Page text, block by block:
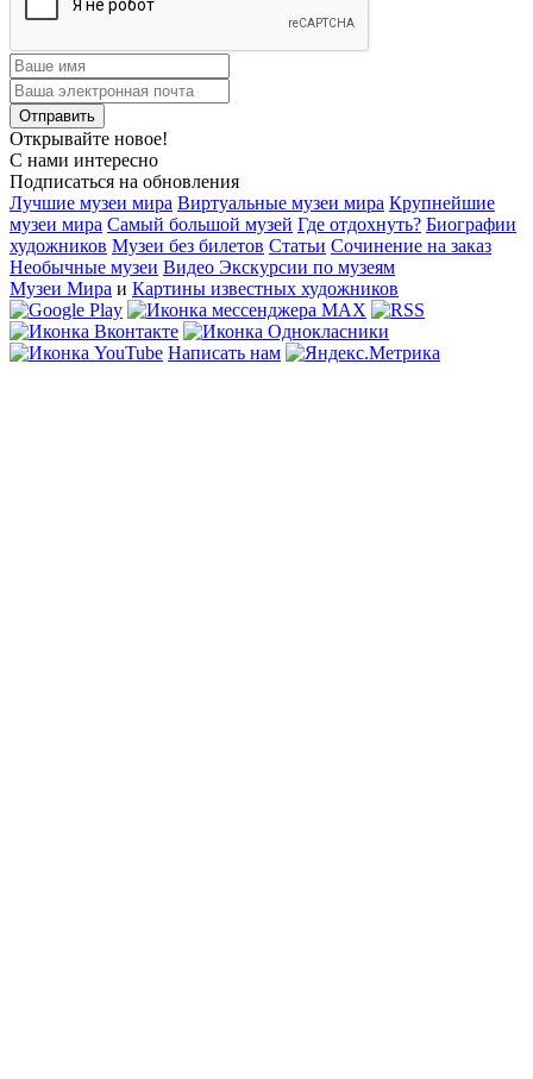
Открывайте новое!
С нами интересно
Подписаться на обновления
Лучшие музеи мира Виртуальные музеи мира Крупнейшие
музеи мира Самый большой музей Где отдохнуть? Биографии
художников Музеи без билетов Статьи Сочинение на заказ
Необычные музеи Видео Экскурсии по музеям
Музеи Мира и Картины известных художников
Написать нам